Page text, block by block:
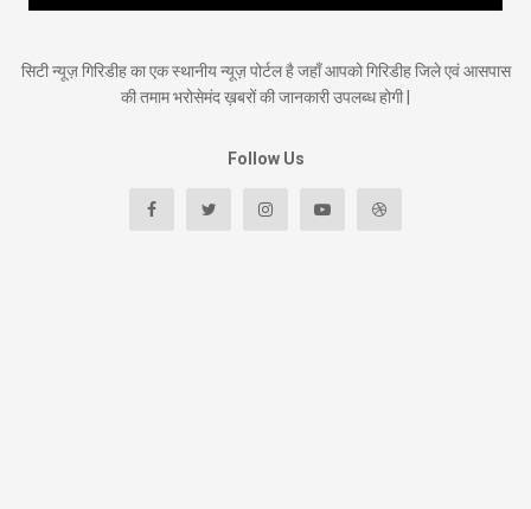
सिटी न्यूज़ गिरिडीह का एक स्थानीय न्यूज़ पोर्टल है जहाँ आपको गिरिडीह जिले एवं आसपास
की तमाम भरोसेमंद ख़बरों की जानकारी उपलब्ध होगी |
Follow Us